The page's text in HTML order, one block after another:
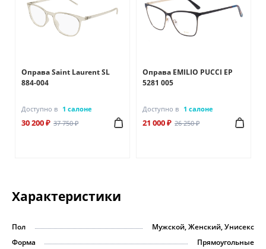
Оправа Saint Laurent SL
884-004
Доступно в 1 салоне
30 200 ₽ 37 750 ₽
Оправа EMILIO PUCCI EP
5281 005
Доступно в 1 салоне
21 000 ₽ 26 250 ₽
Характеристики
Пол
Мужской, Женский, Унисекс
Форма
Прямоугольные